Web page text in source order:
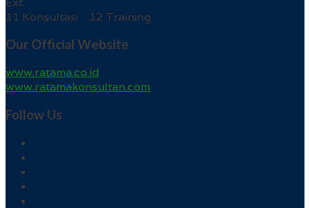
11 Konsultasi 12 Training
Our Official Website
www.ratama.co.id
www.ratamakonsultan.com
Follow Us